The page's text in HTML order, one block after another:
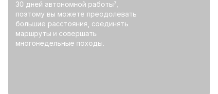
30 дней автономной работы⁷,
поэтому вы можете преодолевать
большие расстояния, соединять
маршруты и совершать
многонедельные походы.